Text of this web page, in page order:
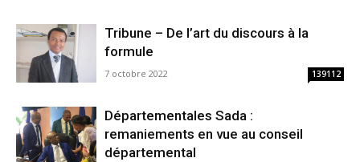
Tribune – De l’art du discours à la
formule
7 octobre 2022 139112
Départementales Sada :
remaniements en vue au conseil
départemental